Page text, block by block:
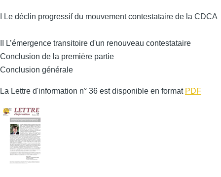
I Le déclin progressif du mouvement contestataire de la CDCA
II L’émergence transitoire d'un renouveau contestataire
Conclusion de la première partie
Conclusion générale
La Lettre d'information n° 36 est disponible en format PDF